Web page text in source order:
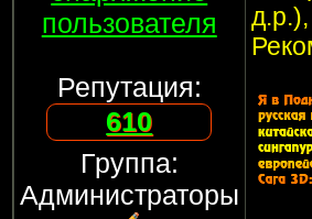
пользователя
Репутация:
610
Группа:
Администраторы